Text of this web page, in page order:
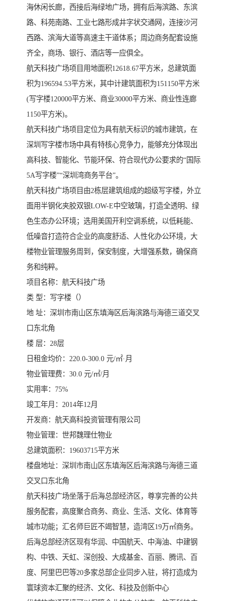
海休闲长廊，西接后海绿地广场，拥有后海滨路、东滨
路、科苑南路、工业七路形成井字状交通网，连接沙河
西路、滨海大道等高速主干道体系；周边商务配套设施
齐全，商场、银行、酒店等一应俱全。
航天科技广场项目用地面积12618.67平方米，总建筑面
积为196594.53平方米，其中计建筑面积为151150平方米
(写字楼120000平方米、商业30000平方米、商业性连廊
1150平方米)。
航天科技广场项目定位为具有航天标识的城市建筑，在
深圳写字楼市场中具有特核心竞争力，能够充分体现出
高科技、智能化、节能环保、符合现代办公要求的“国际
5A写字楼”“深圳湾商务平台”。
航天科技广场项目由2栋层建筑组成的超级写字楼，外立
面用半钢化夹胶双银LOW-E中空玻璃，打造全透明、绿
色生态办公环境；选用美国开利空调系统，以低耗能、
低噪音打造符合企业的高度舒适、人性化办公环境，大
楼物业管理服务周到，保安制度，大增强系数，确保商
务和纯粹。
项目名称：航天科技广场
类 型：写字楼（）
地 址：深圳市南山区东填海区后海滨路与海德三道交叉
口东北角
楼 层：28层
日租金均价：220.0-300.0 元/㎡·月
物业管理费：30.0 元/㎡/月
实用率：75%
竣工年月：2014年12月
开发商：航天高科投资管理有限公司
物业管理：世邦魏理仕物业
总建筑面积：19603715平方米
楼盘地址：深圳市南山区东填海区后海滨路与海德三道
交叉口东北角
航天科技广场坐落于后海总部经济区，尊享完善的公共
服务配套，高度聚合商务、商业、生活、文化、体育等
城市功能；汇名师巨匠不竭智慧，造湾区19万㎡商务。
后海总部经济区现有华润、中国航天、中海油、中建钢
构、中铁、天虹、深创投、大成基金、百丽、腾讯、百
度、阿里巴巴等20多家总部企业同步入驻，将打造成为
寰球资本汇聚的经济、文化、科技及创新中心